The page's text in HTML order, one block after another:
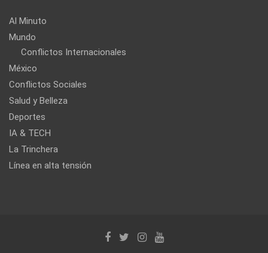
Al Minuto
Mundo
Conflictos Internacionales
México
Conflictos Sociales
Salud y Belleza
Deportes
IA & TECH
La Trinchera
Línea en alta tensión